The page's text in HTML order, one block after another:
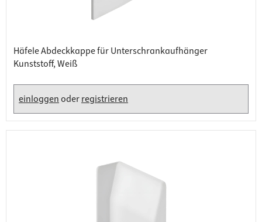
Häfele Abdeckkappe für Unterschrankaufhänger
Kunststoff, Weiß
einloggenoderregistrieren